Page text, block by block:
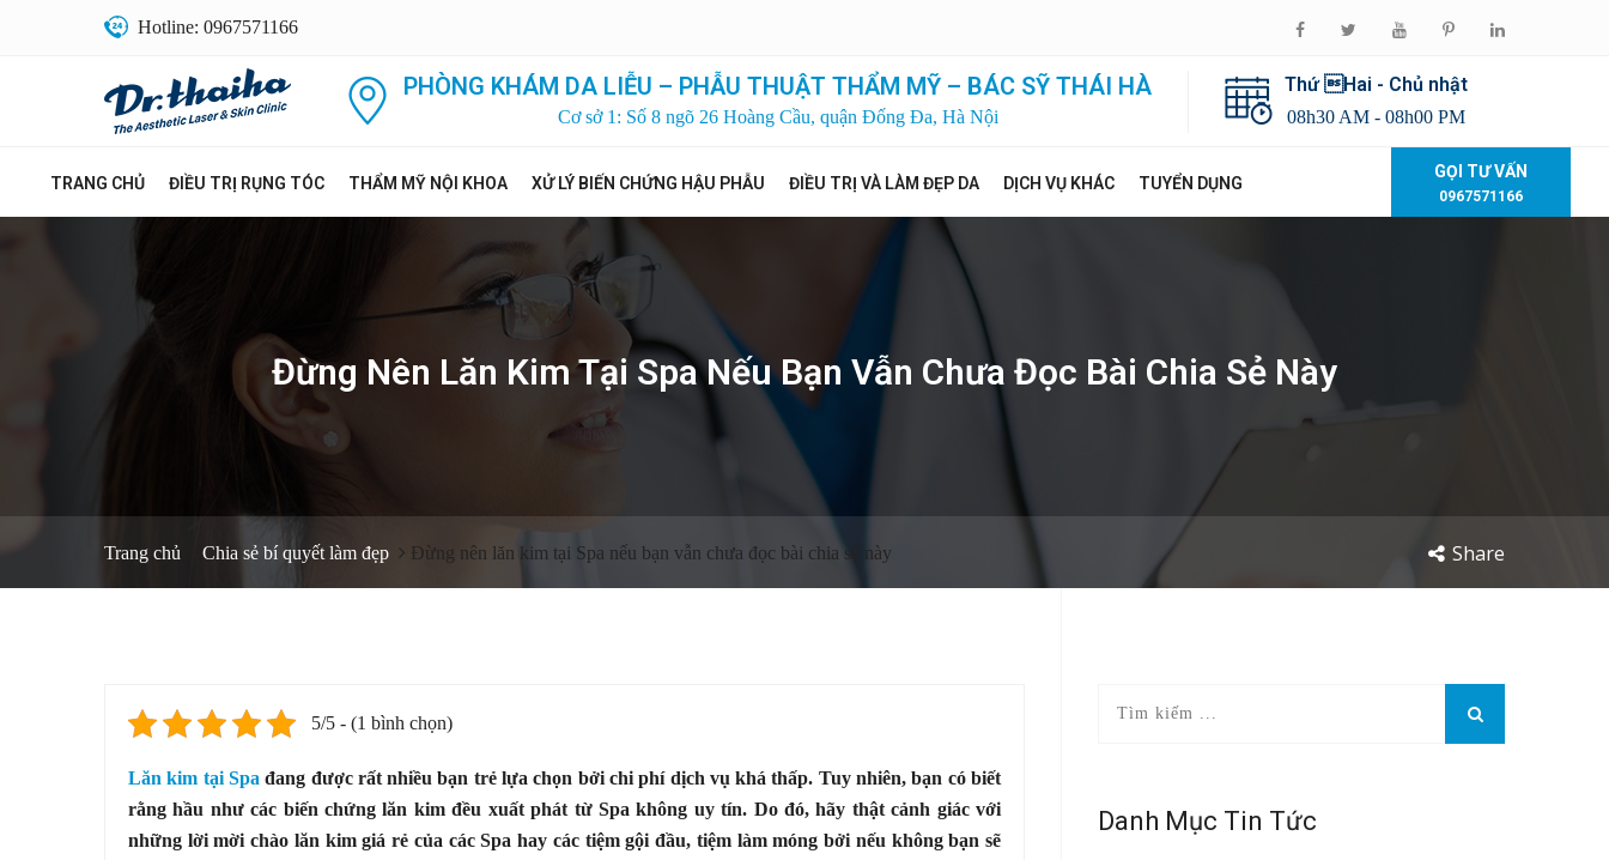
Hotline: 0967571166
PHÒNG KHÁM DA LIỄU – PHẪU THUẬT THẨM MỸ – BÁC SỸ THÁI HÀ
Cơ sở 1: Số 8 ngõ 26 Hoàng Cầu, quận Đống Đa, Hà Nội
Thứ Hai - Chủ nhật
08h30 AM - 08h00 PM
TRANG CHỦ ĐIỀU TRỊ RỤNG TÓC THẨM MỸ NỘI KHOA XỬ LÝ BIẾN CHỨNG HẬU PHẪU ĐIỀU TRỊ VÀ LÀM ĐẸP DA DỊCH VỤ KHÁC TUYỂN DỤNG
GỌI TƯ VẤN
0967571166
Đừng Nên Lăn Kim Tại Spa Nếu Bạn Vẫn Chưa Đọc Bài Chia Sẻ Này
Trang chủ Chia sẻ bí quyết làm đẹp Đừng nên lăn kim tại Spa nếu bạn vẫn chưa đọc bài chia sẻ này Share
5/5 - (1 bình chọn)
Lăn kim tại Spa đang được rất nhiều bạn trẻ lựa chọn bởi chi phí dịch vụ khá thấp. Tuy nhiên, bạn có biết
rằng hầu như các biến chứng lăn kim đều xuất phát từ Spa không uy tín. Do đó, hãy thật cảnh giác với
những lời mời chào lăn kim giá rẻ của các Spa hay các tiệm gội đầu, tiệm làm móng bởi nếu không bạn sẽ
Danh Mục Tin Tức